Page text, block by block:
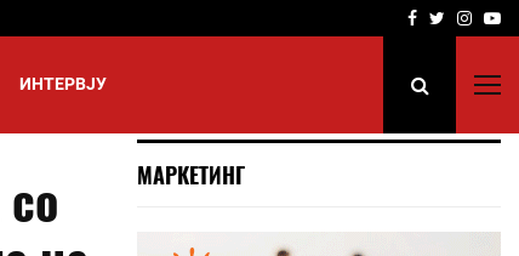
Facebook
Twitter
ИНТЕРВЈУ
МАРКЕТИНГ